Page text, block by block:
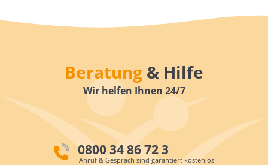
Beratung & Hilfe
Wir helfen Ihnen 24/7
0800 34 86 72 3
Anruf & Gespräch sind garantiert kostenlos